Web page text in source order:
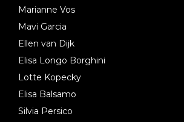
Marianne Vos
Mavi Garcia
Ellen van Dijk
Elisa Longo Borghini
Lotte Kopecky
Elisa Balsamo
Silvia Persico